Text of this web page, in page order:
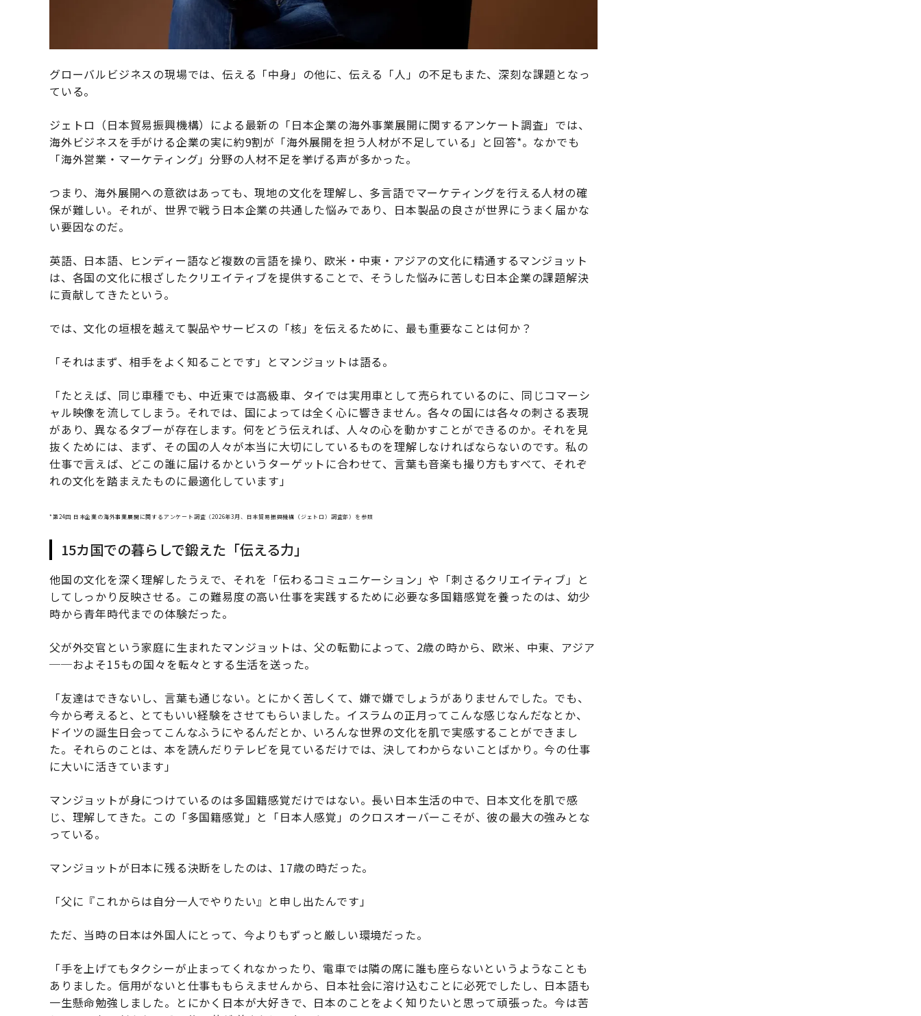
グローバルビジネスの現場では、伝える「中身」の他に、伝える「人」の不足もまた、深刻な課題となっ
ている。
ジェトロ（日本貿易振興機構）による最新の「日本企業の海外事業展開に関するアンケート調査」では、
海外ビジネスを手がける企業の実に約9割が「海外展開を担う人材が不足している」と回答*。なかでも
「海外営業・マーケティング」分野の人材不足を挙げる声が多かった。
つまり、海外展開への意欲はあっても、現地の文化を理解し、多言語でマーケティングを行える人材の確
保が難しい。それが、世界で戦う日本企業の共通した悩みであり、日本製品の良さが世界にうまく届かな
い要因なのだ。
英語、日本語、ヒンディー語など複数の言語を操り、欧米・中東・アジアの文化に精通するマンジョット
は、各国の文化に根ざしたクリエイティブを提供することで、そうした悩みに苦しむ日本企業の課題解決
に貢献してきたという。
では、文化の垣根を越えて製品やサービスの「核」を伝えるために、最も重要なことは何か？
「それはまず、相手をよく知ることです」とマンジョットは語る。
「たとえば、同じ車種でも、中近東では高級車、タイでは実用車として売られているのに、同じコマーシ
ャル映像を流してしまう。それでは、国によっては全く心に響きません。各々の国には各々の刺さる表現
があり、異なるタブーが存在します。何をどう伝えれば、人々の心を動かすことができるのか。それを見
抜くためには、まず、その国の人々が本当に大切にしているものを理解しなければならないのです。私の
仕事で言えば、どこの誰に届けるかというターゲットに合わせて、言葉も音楽も撮り方もすべて、それぞ
れの文化を踏まえたものに最適化しています」
*第24回 日本企業の海外事業展開に関するアンケート調査（2026年3月、日本貿易振興機構（ジェトロ）調査部）を参照
15カ国での暮らしで鍛えた「伝える力」
他国の文化を深く理解したうえで、それを「伝わるコミュニケーション」や「刺さるクリエイティブ」と
してしっかり反映させる。この難易度の高い仕事を実践するために必要な多国籍感覚を養ったのは、幼少
時から青年時代までの体験だった。
父が外交官という家庭に生まれたマンジョットは、父の転勤によって、2歳の時から、欧米、中東、アジア
──およそ15もの国々を転々とする生活を送った。
「友達はできないし、言葉も通じない。とにかく苦しくて、嫌で嫌でしょうがありませんでした。でも、
今から考えると、とてもいい経験をさせてもらいました。イスラムの正月ってこんな感じなんだなとか、
ドイツの誕生日会ってこんなふうにやるんだとか、いろんな世界の文化を肌で実感することができまし
た。それらのことは、本を読んだりテレビを見ているだけでは、決してわからないことばかり。今の仕事
に大いに活きています」
マンジョットが身につけているのは多国籍感覚だけではない。長い日本生活の中で、日本文化を肌で感
じ、理解してきた。この「多国籍感覚」と「日本人感覚」のクロスオーバーこそが、彼の最大の強みとな
っている。
マンジョットが日本に残る決断をしたのは、17歳の時だった。
「父に『これからは自分一人でやりたい』と申し出たんです」
ただ、当時の日本は外国人にとって、今よりもずっと厳しい環境だった。
「手を上げてもタクシーが止まってくれなかったり、電車では隣の席に誰も座らないというようなことも
ありました。信用がないと仕事ももらえませんから、日本社会に溶け込むことに必死でしたし、日本語も
一生懸命勉強しました。とにかく日本が大好きで、日本のことをよく知りたいと思って頑張った。今は苦